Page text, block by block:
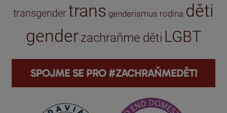
transgendertrans genderismus rodina děti
genderzachraňme děti LGBT
SPOJME SE PRO #ZACHRAŇMEDĚTI